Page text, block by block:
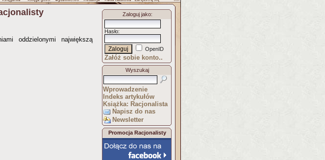
oddzielonymi największą
Zaloguj jako:
Hasło:
OpenID
Załóż sobie konto..
Wyszukaj
Wprowadzenie
Indeks artykułów
Książka: Racjonalista
Napisz do nas
Newsletter
Promocja Racjonalisty